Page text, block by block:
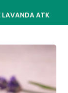
LAVANDA ATK